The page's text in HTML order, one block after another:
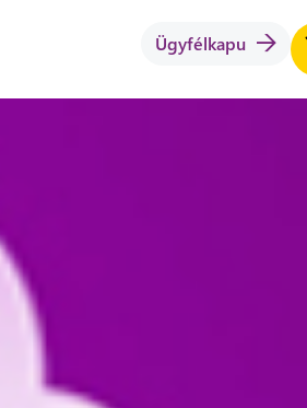
Ügyfélkapu